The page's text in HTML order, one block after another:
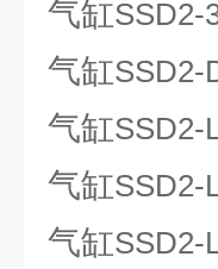
气缸SSD2-
气缸SSD2-
气缸SSD2-
气缸SSD2-
气缸SSD2-